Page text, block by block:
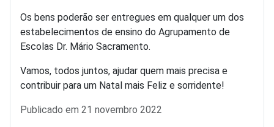
Os bens poderão ser entregues em qualquer um dos
estabelecimentos de ensino do Agrupamento de
Escolas Dr. Mário Sacramento.
Vamos, todos juntos, ajudar quem mais precisa e
contribuir para um Natal mais Feliz e sorridente!
Detalhes
Publicado em 21 novembro 2022